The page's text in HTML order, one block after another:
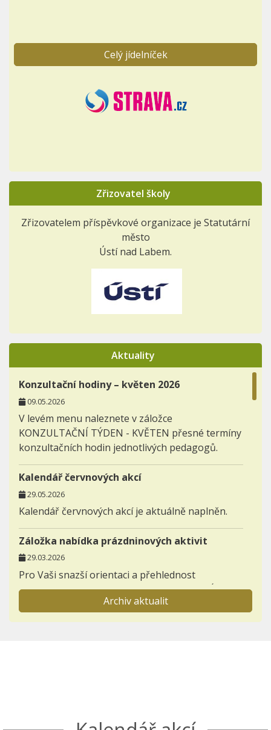
Celý jídelníček
Zřizovatel školy
Zřizovatelem příspěvkové organizace je Statutární
město
Ústí nad Labem.
Aktuality
Konzultační hodiny – květen 2026
09.05.2026
V levém menu naleznete v záložce
KONZULTAČNÍ TÝDEN - KVĚTEN přesné termíny
konzultačních hodin jednotlivých pedagogů.
Kalendář červnových akcí
29.05.2026
Kalendář červnových akcí je aktuálně naplněn.
Záložka nabídka prázdninových aktivit
29.03.2026
Pro Vaši snazší orientaci a přehlednost
zakládáme novou záložku AKTIVITY - NABÍDKA
PRÁZDNINOVÝCH AKTIVIT.
Seznamte se s akcemi den otevřených dveří a
Archiv aktualit